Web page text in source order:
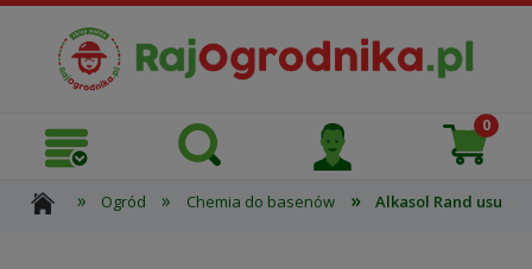
» Ogród » Chemia do basenów » Alkasol Rand